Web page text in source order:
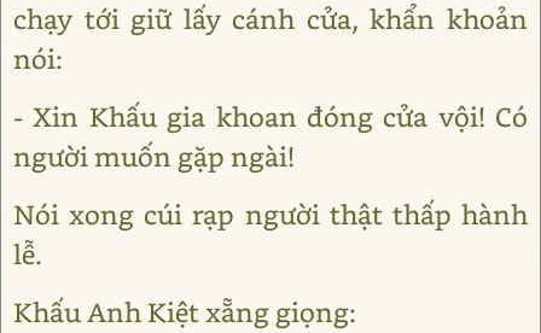
chạy tới giữ lấy cánh cửa, khẩn khoản
nói:
- Xin Khấu gia khoan đóng cửa vội! Có
người muốn gặp ngài!
Nói xong cúi rạp người thật thấp hành
lễ.
Khấu Anh Kiệt xẵng giọng: